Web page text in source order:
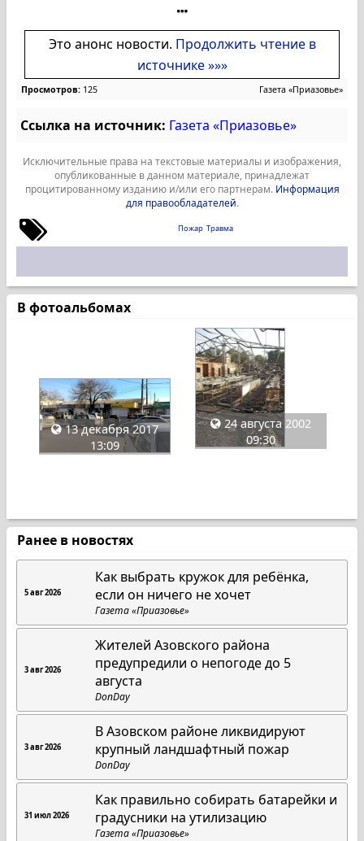
Это анонс новости. Продолжить чтение в
источнике »»»
Просмотров: 125 Газета «Приазовье»
Ссылка на источник: Газета «Приазовье»
Исключительные права на текстовые материалы и изображения,
опубликованные в данном материале, принадлежат
процитированному изданию и/или его партнерам. Информация
для правообладателей.
Пожар Травма
В фотоальбомах
13 декабря 2017
13:09
24 августа 2002
09:30
Ранее в новостях
5 авг 2026
Как выбрать кружок для ребёнка,
если он ничего не хочет
Газета «Приазовье»
3 авг 2026
Жителей Азовского района
предупредили о непогоде до 5
августа
DonDay
3 авг 2026
В Азовском районе ликвидируют
крупный ландшафтный пожар
DonDay
31 июл 2026
Как правильно собирать батарейки и
градусники на утилизацию
Газета «Приазовье»